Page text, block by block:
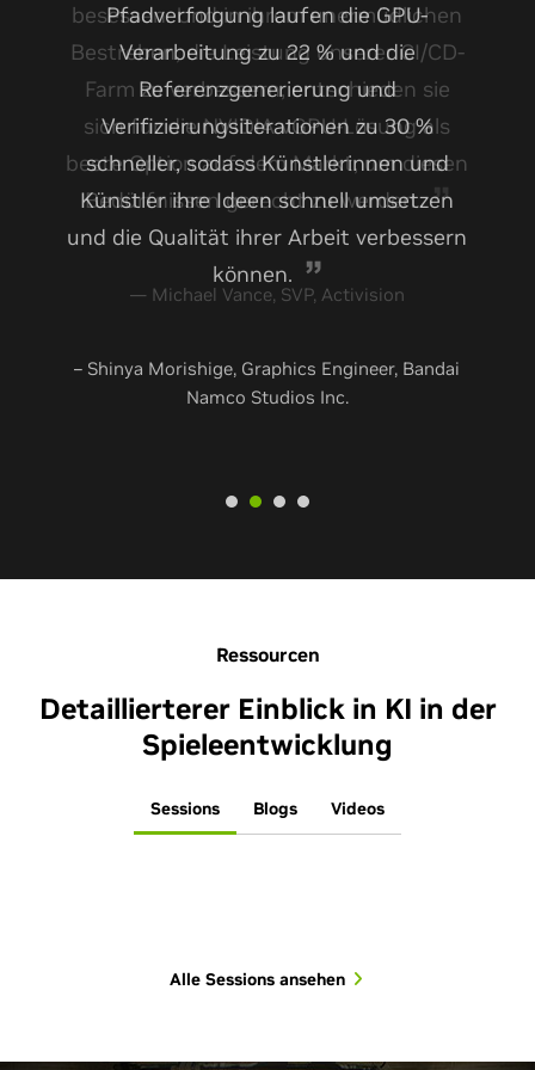
Pfadverfolgung laufen die GPU-
Verarbeitung zu 22 % und die
Referenzgenerierung und
Verifizierungsiterationen zu 30 %
schneller, sodass Künstlerinnen und
Künstler ihre Ideen schnell umsetzen
und die Qualität ihrer Arbeit verbessern
können. ​
– Shinya Morishige​, Graphics Engineer, Bandai
Namco Studios Inc.​
Ressourcen
Detaillierterer Einblick in KI in der
Spieleentwicklung
Sessions Blogs Videos
Alle Sessions ansehen